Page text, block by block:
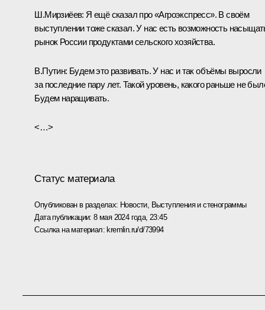
Ш.Мирзиёев: Я ещё сказал про «Агроэкспресс». В своём
выступлении тоже сказал. У нас есть возможность
рынок России продуктами сельского хозяйства.
В.Путин: Будем это развивать. У нас и так объёмы выросли
за последние пару лет. Такой уровень, какого раньше не
Будем наращивать.
<…>
Статус материала
Опубликован в разделах: Новости, Выступления и стенограммы
Дата публикации:8 мая 2024 года, 23:45
Ссылка на материал: kremlin.ru/d/73994